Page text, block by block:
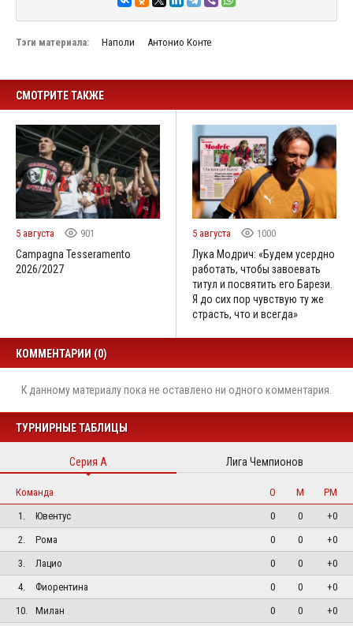
Тэги материала: Наполи Антонио Конте
СМОТРИТЕ ТАКЖЕ
5 августа 901
Campagna Tesseramento
2026/2027
5 августа 1000
Лука Модрич: «Будем усердно
работать, чтобы завоевать
титул и посвятить его Барези.
Я до сих пор чувствую ту же
страсть, что и всегда»
КОММЕНТАРИИ (0)
К данному материалу пока не оставлено ни одного комментария.
ТУРНИРНЫЕ ТАБЛИЦЫ
Серия А Лига Чемпионов
Команда О М
РМ
1.
Ювентус 0 0
+0
2.
Рома 0 0
+0
3.
Лацио 0 0
+0
4.
Фиорентина 0 0
+0
10.
Милан 0 0 +0